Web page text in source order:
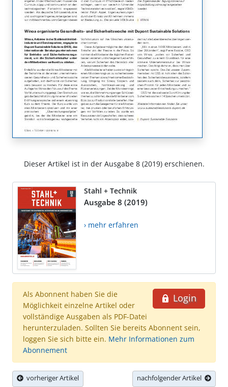
Dieser Artikel ist in der Ausgabe 8 (2019) erschienen.
Stahl + Technik
Ausgabe 8 (2019)
› mehr erfahren
Login
Als Abonnent haben Sie die
Möglichkeit einzelne Artikel oder
vollständige Ausgaben als PDF-Datei
herunterzuladen. Sollten Sie bereits Abonnent sein,
loggen Sie sich bitte ein. Mehr Informationen zum
Abonnement
vorheriger Artikel nachfolgender Artikel